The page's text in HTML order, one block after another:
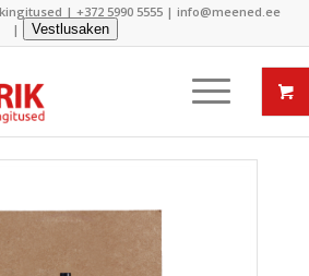
| +372 5990 5555 | info@meened.ee
|
Vestlusaken